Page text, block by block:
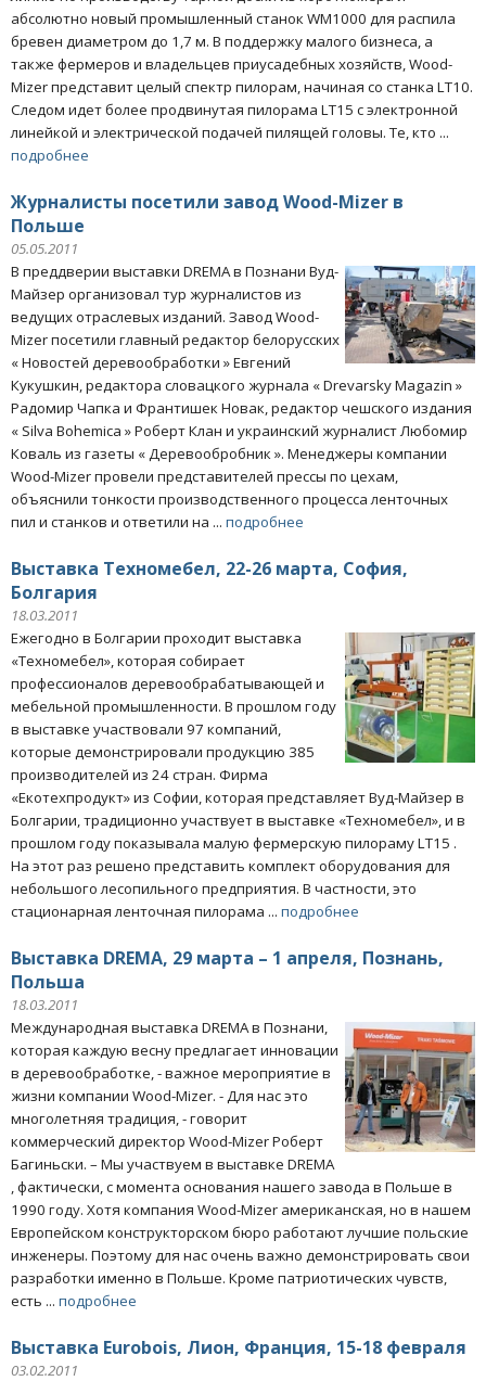
абсолютно новый промышленный станок WM1000 для распила
бревен диаметром до 1,7 м. В поддержку малого бизнеса, а
также фермеров и владельцев приусадебных хозяйств, Wood-
Mizer представит целый спектр пилорам, начиная со станка LT10.
Следом идет более продвинутая пилорама LT15 с электронной
линейкой и электрической подачей пилящей головы. Те, кто ...
подробнее
Журналисты посетили завод Wood-Mizer в
Польше
05.05.2011
В преддверии выставки DREMA в Познани Вуд-
Майзер организовал тур журналистов из
ведущих отраслевых изданий. Завод Wood-
Mizer посетили главный редактор белорусских
« Новостей деревообработки » Евгений
Кукушкин, редактора словацкого журнала « Drevarsky Magazin »
Радомир Чапка и Франтишек Новак, редактор чешского издания
« Silva Bohemica » Роберт Клан и украинский журналист Любомир
Коваль из газеты « Деревообробник ». Менеджеры компании
Wood-Mizer провели представителей прессы по цехам,
объяснили тонкости производственного процесса ленточных
пил и станков и ответили на ... подробнее
Выставка Техномебел, 22-26 марта, София,
Болгария
18.03.2011
Ежегодно в Болгарии проходит выставка
«Техномебел», которая собирает
профессионалов деревообрабатывающей и
мебельной промышленности. В прошлом году
в выставке участвовали 97 компаний,
которые демонстрировали продукцию 385
производителей из 24 стран. Фирма
«Екотехпродукт» из Софии, которая представляет Вуд-Майзер в
Болгарии, традиционно участвует в выставке «Техномебел», и в
прошлом году показывала малую фермерскую пилораму LT15 .
На этот раз решено представить комплект оборудования для
небольшого лесопильного предприятия. В частности, это
стационарная ленточная пилорама ... подробнее
Выставка DREMA, 29 марта – 1 апреля, Познань,
Польша
18.03.2011
Международная выставка DREMA в Познани,
которая каждую весну предлагает инновации
в деревообработке, - важное мероприятие в
жизни компании Wood-Mizer. - Для нас это
многолетняя традиция, - говорит
коммерческий директор Wood-Mizer Роберт
Багиньски. – Мы участвуем в выставке DREMA
, фактически, с момента основания нашего завода в Польше в
1990 году. Хотя компания Wood-Mizer американская, но в нашем
Европейском конструкторском бюро работают лучшие польские
инженеры. Поэтому для нас очень важно демонстрировать свои
разработки именно в Польше. Кроме патриотических чувств,
есть ... подробнее
Выставка Eurobois, Лион, Франция, 15-18 февраля
03.02.2011